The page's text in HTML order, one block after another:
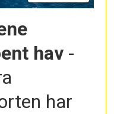
hav -
har